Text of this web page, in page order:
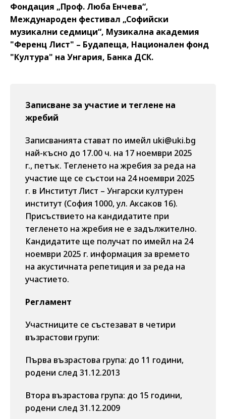
Фондация „Проф. Люба Енчева“,
Международен фестивал „Софийски
музикални седмици“, Музикална академия
"Ференц Лист" – Будапеща, Национален фонд
"Култура" на Унгария, Банка ДСК.
Записване за участие и теглене на
жребий
Записванията стават по имейл uki@uki.bg
най-късно до 17.00 ч. на 17 ноември 2025
г., петък. Тегленето на жребия за реда на
участие ще се състои на 24 ноември 2025
г. в Институт Лист – Унгарски културен
институт (София 1000, ул. Аксаков 16).
Присъствието на кандидатите при
тегленето на жребия не е задължително.
Кандидатите ще получат по имейл на 24
ноември 2025 г. информация за времето
на акустичната репетиция и за реда на
участието.
Регламент
Участниците се състезават в четири
възрастови групи:
Първа възрастова група: до 11 години,
родени след 31.12.2013
Втора възрастова група: до 15 години,
родени след 31.12.2009